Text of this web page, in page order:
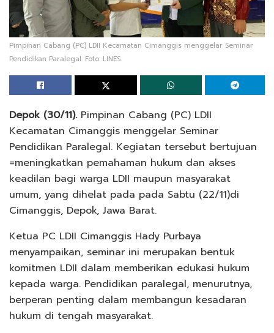
Pimpinan Cabang (PC) LDII Kecamatan Cimanggis menggelar Seminar
Pendidikan Paralegal. Foto: LINES.
Depok (30/11).Pimpinan Cabang (PC) LDII
Kecamatan Cimanggis menggelar Seminar
Pendidikan Paralegal. Kegiatan tersebut bertujuan
=meningkatkan pemahaman hukum dan akses
keadilan bagi warga LDII maupun masyarakat
umum, yang dihelat pada pada Sabtu (22/11)di
Cimanggis, Depok, Jawa Barat.
Ketua PC LDII Cimanggis Hady Purbaya
menyampaikan, seminar ini merupakan bentuk
komitmen LDII dalam memberikan edukasi hukum
kepada warga. Pendidikan paralegal, menurutnya,
berperan penting dalam membangun kesadaran
hukum di tengah masyarakat.